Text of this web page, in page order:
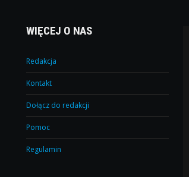
WIĘCEJ O NAS
Redakcja
Kontakt
Dołącz do redakcji
Pomoc
Regulamin